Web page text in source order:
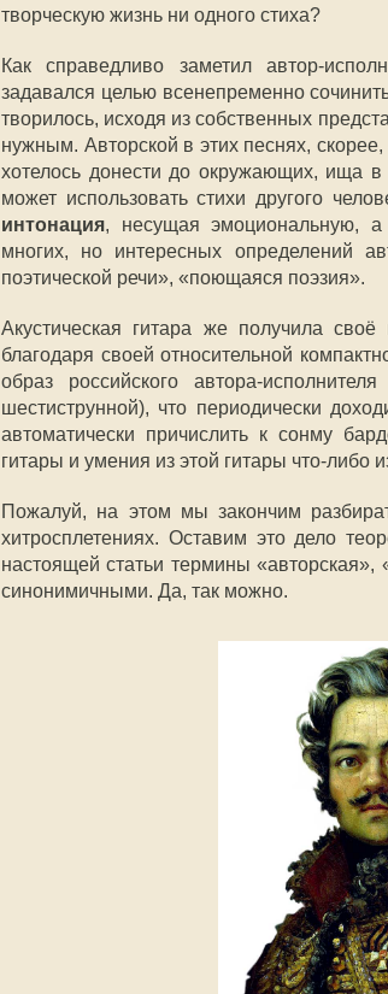
творческую жизнь ни одного стиха?
Как справедливо заметил автор-
задавался целью всенепременно
творилось, исходя из собственных
нужным. Авторской в этих песнях,
хотелось донести до окружающих, ища
может использовать стихи другого
интонация, несущая эмоциональную,
многих, но интересных определений
поэтической речи», «поющаяся поэзия».
Акустическая гитара же получила
благодаря своей относительной
образ российского автора-
шестиструнной), что периодически
автоматически причислить к сонму
гитары и умения из этой гитары что-либо
Пожалуй, на этом мы закончим
хитросплетениях. Оставим это дело
настоящей статьи термины «авторская»,
синонимичными. Да, так можно.